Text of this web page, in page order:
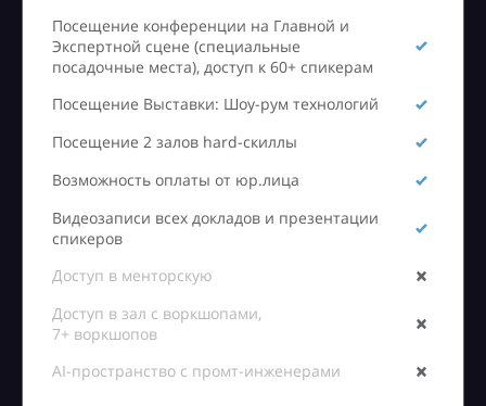
Посещение конференции на Главной и
Экспертной сцене (специальные
посадочные места), доступ к 60+ спикерам
Посещение Выставки: Шоу-рум технологий
Посещение 2 залов hard-скиллы
Возможность оплаты от юр.лица
Видеозаписи всех докладов и презентации
спикеров
Доступ в менторскую
Доступ в зал с воркшопами,
7+ воркшопов
AI-пространство с промт-инженерами